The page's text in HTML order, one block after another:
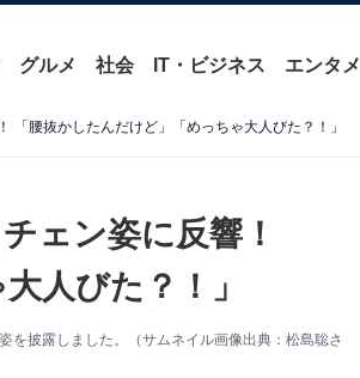
グルメ 社会 IT・ビジネス エンタメ
「腰抜かしたんだけど」「めっちゃ大人びた？！」
ェン姿に反響！
人びた？！」
披露しました。（サムネイル画像出典：松島聡さ